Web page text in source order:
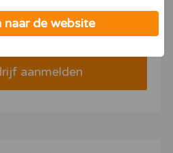
uw bedrijf
aanmelden
naar de website